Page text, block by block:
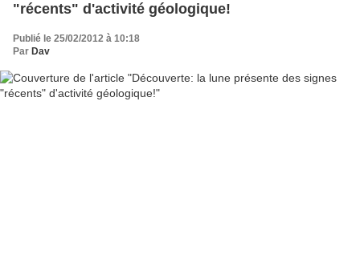
"récents" d'activité géologique!
Publié le 25/02/2012 à 10:18
Par Dav